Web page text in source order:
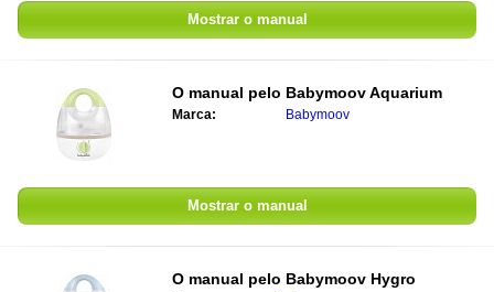
Mostrar o manual
O manual pelo Babymoov Aquarium
Marca: Babymoov
Mostrar o manual
O manual pelo Babymoov Hygro